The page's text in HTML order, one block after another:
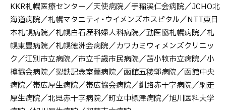
KKR札幌医療センター／天使病院／手稲渓仁会病院／JCHO北
海道病院／札幌マタニティ・ウイメンズホスピタル／NTT東日
本札幌病院／札幌白石産科婦人科病院／勤医協札幌病院／札
幌東豊病院／札幌徳洲会病院／カワカミウィメンズクリニッ
ク／江別市立病院／市立千歳市民病院／苫小牧市立病院／小
樽協会病院／製鉄記念室蘭病院／函館五稜郭病院／函館中央
病院／帯広厚生病院／帯広協会病院／釧路赤十字病院／網走
厚生病院／北見赤十字病院／町立中標津病院／旭川医科大学